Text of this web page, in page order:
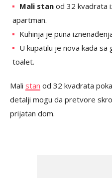
Mali stan od 32 kvadrata
apartman.
Kuhinja je puna
U kupatilu je nova kada
toalet.
Mali stan od 32 kvadrata
detalji mogu da pretvore
prijatan dom.